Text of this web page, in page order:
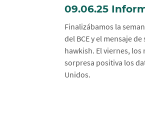
09.06.25
Finalizábamos la
del BCE y el mensaje
hawkish. El viernes,
sorpresa positiva los
Unidos.